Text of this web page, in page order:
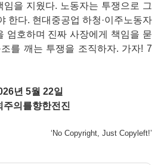
을 지웠다. 노동자는 투쟁으로 그
한다. 현대중공업 하청·이주노동자
엄호하며 진짜 사장에게 책임을 묻
를 깨는 투쟁을 조직하자. 가자! 7
년 5월 22일
주의를향한전진
‘No Copyright, Just Copyleft!’